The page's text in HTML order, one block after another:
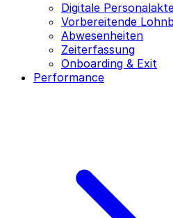
Digitale
Vorbereitende
Abwesenheiten
Zeiterfassung
Onboarding & Exit
Performance